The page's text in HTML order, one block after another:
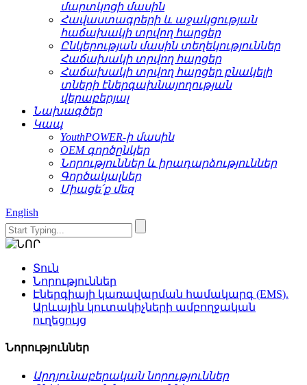
մարտկոցի մասին
Հավաստագրերի և աջակցության
հաճախակի տրվող հարցեր
Ընկերության մասին տեղեկություններ
Հաճախակի տրվող հարցեր
Հաճախակի տրվող հարցեր բնակելի
տների էներգախնայողության
վերաբերյալ
Նախագծեր
Կապ
YouthPOWER-ի մասին
OEM գործընկեր
Նորություններ և իրադարձություններ
Գործակալներ
Միացե՛ք մեզ
English
Տուն
Նորություններ
Էներգիայի կառավարման համակարգ (EMS).
Արևային կուտակիչների ամբողջական
ուղեցույց
Նորություններ
Արդյունաբերական նորություններ